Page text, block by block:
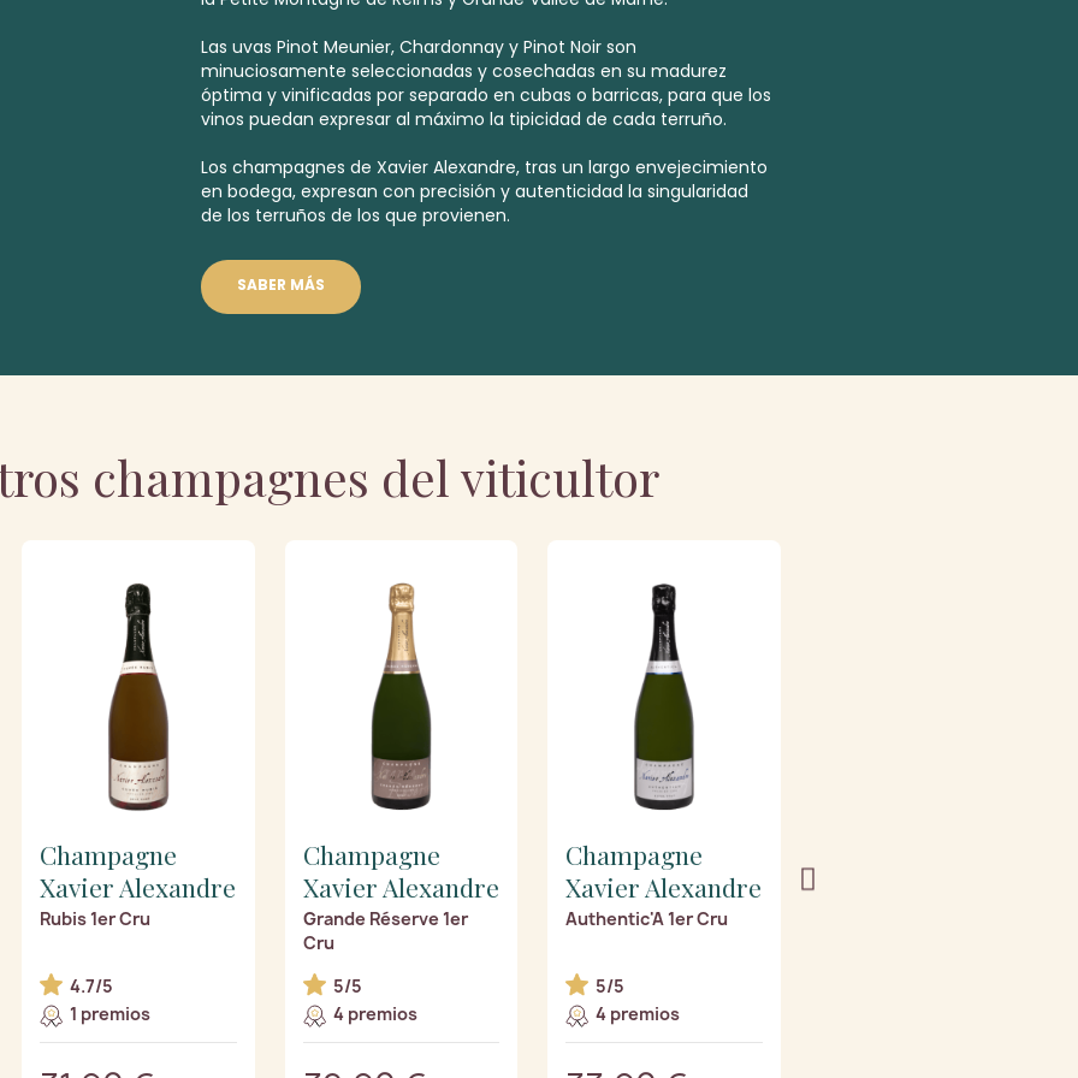
Las uvas Pinot Meunier, Chardonnay y Pinot Noir son
minuciosamente seleccionadas y cosechadas en su madurez
óptima y vinificadas por separado en cubas o barricas, para que los
vinos puedan expresar al máximo la tipicidad de cada terruño.
Los champagnes de Xavier Alexandre, tras un largo envejecimiento
en bodega, expresan con precisión y autenticidad la singularidad
de los terruños de los que provienen.
SABER MÁS
champagnes del viticultor
Champagne
Xavier Alexandre
Rubis 1er Cru
4.7/5
1 premios
Champagne
Xavier Alexandre
Grande Réserve 1er
Cru
5/5
4 premios
Champagne
Xavier Alexandre
Authentic'A 1er Cru
5/5
4 premios